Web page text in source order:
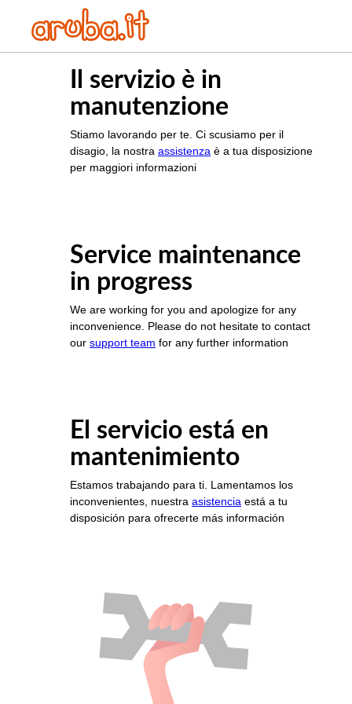
Il servizio è in
manutenzione
Stiamo lavorando per te. Ci scusiamo per il
disagio, la nostra assistenza è a tua disposizione
per maggiori informazioni
Service maintenance
in progress
We are working for you and apologize for any
inconvenience. Please do not hesitate to contact
our support team for any further information
El servicio está en
mantenimiento
Estamos trabajando para ti. Lamentamos los
inconvenientes, nuestra asistencia está a tu
disposición para ofrecerte más información